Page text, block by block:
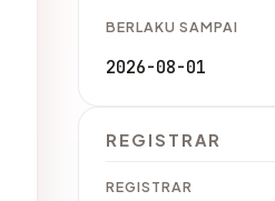
BERLAKU SAMPAI
2026-08-01
REGISTRAR
REGISTRAR